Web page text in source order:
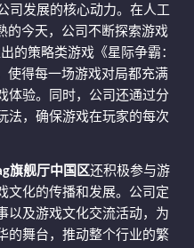
司发展的核心动力。在人工
的今天，公司不断探索游戏
的策略类游戏《星际争霸：
使得每一场游戏对局都充满
体验。同时，公司还通过分
法，确保游戏在玩家的每次
旗舰厅中国区还积极参与游
文化的传播和发展。公司定
以及游戏文化交流活动，为
的舞台，推动整个行业的繁